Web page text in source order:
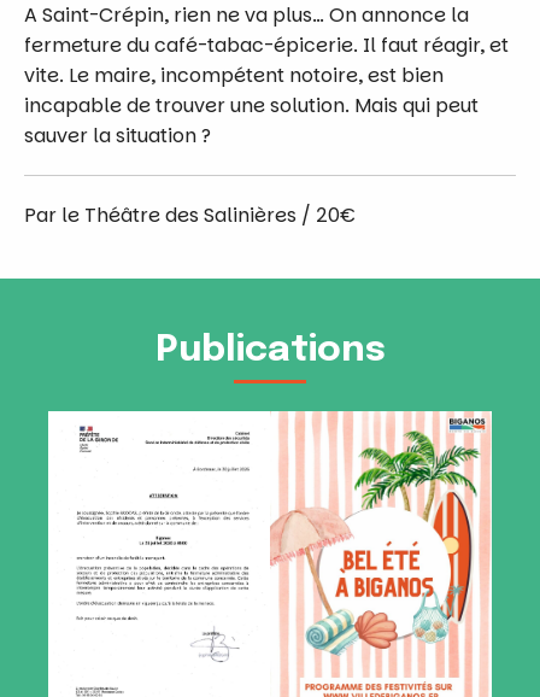
A Saint-Crépin, rien ne va plus… On annonce la
fermeture du café-tabac-épicerie. Il faut réagir, et
vite. Le maire, incompétent notoire, est bien
incapable de trouver une solution. Mais qui peut
sauver la situation ?
Par le Théâtre des Salinières / 20€
Publications